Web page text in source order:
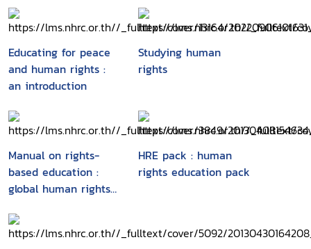
Educating for peace
and human rights :
an introduction
Studying human
rights
Manual on rights-
based education :
global human rights
simple
HRE pack : human
rights education pack